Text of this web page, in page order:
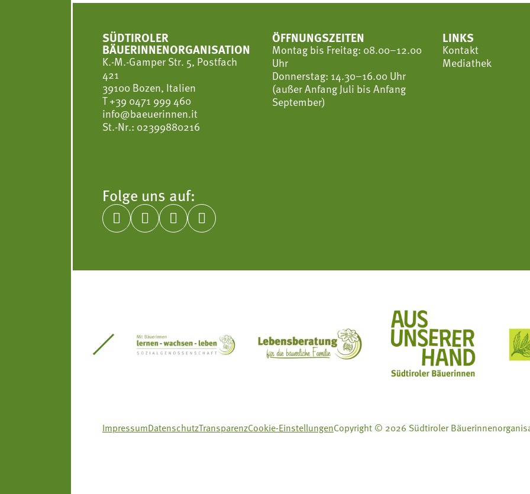
SÜDTIROLER
BÄUERINNENORGANISATION
K.-M.-Gamper Str. 5, Postfach
421
39100 Bozen, Italien
T+39 0471 999 460
info@baeuerinnen.it
St.-Nr.: 02399880216
ÖFFNUNGSZEITEN
Montag bis Freitag: 08.00–12.00
Uhr
Donnerstag: 14.30–16.00 Uhr
(außer Anfang Juli bis Anfang
September)
LINKS
Kontakt
Mediathek
Folge uns auf:
   
Südtiroler Gärtnervereinigung Sozialgenossenschaft Mit Bäuerinnen lernen - wachsen - leben
Lebensberatung für die bäuerliche Familie
Aus unserer Hand
ImpressumDatenschutzTransparenzCookie-EinstellungenCopyright © 2026 Südtiroler